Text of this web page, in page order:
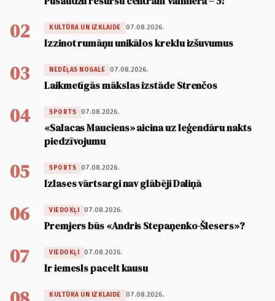
02 KULTŪRA UN IZKLAIDE 07.08.2026.
Izzinot rumāņu unikālos kreklu izšuvumus
03 NEDĒĻAS NOGALE 07.08.2026.
Laikmetīgās mākslas izstāde Strenčos
04 SPORTS 07.08.2026.
«Salacas Mauciens» aicina uz leģendāru nakts
piedzīvojumu
05 SPORTS 07.08.2026.
Izlases vārtsargi nav glābēji Daliņā
06 VIEDOKĻI 07.08.2026.
Premjers būs «Andris Stepaņenko-Šlesers»?
07 VIEDOKĻI 07.08.2026.
Ir iemesls pacelt kausu
KULTŪRA UN IZKLAIDE 07.08.2026.